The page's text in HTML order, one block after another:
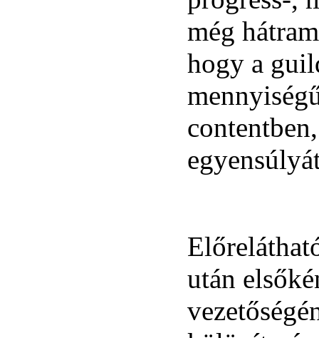
még
hogy a
után